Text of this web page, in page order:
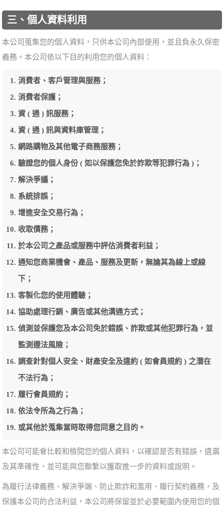
三、個人資料利用
本公司蒐集您的個人資料，只供本公司內部使用，並且負永久保密
義務。本公司依以下目的利用您的個人資料：
消費者、客戶管理與服務；
消費者保護；
資 ( 通 ) 訊服務；
資 ( 通 ) 訊與資料庫管理；
網路購物及其他電子商務服務；
驗證您的個人身份 ( 如以保護您免於詐欺等犯罪行為 )；
解決爭議；
系統排誤；
增進安全交易行為；
收取債務；
於本公司之產品或服務中評估消費者利益；
通知您商業機會、產品、服務及更新，無論其為線上或線
下；
客製化您的使用體驗；
協助處理行銷、廣告或其他溝通方式；
偵測並保護您及本公司免於錯誤、詐欺或其他犯罪行為，並
監測遵法風險；
調查針對個人安全、財產安全及違約 ( 如會員規約 ) 之潛在
不法行為；
履行會員規約；
依法令所為之行為；
或其他於蒐集當時取得您同意之目的。
本公司可能會比較和檢閱您的個人資料，以確認是否有錯誤，遺漏
及其準確性，並可能與您聯繫以獲取進一步的資料或說明。
為履行法律義務、解決爭端、防止欺詐和濫用、履行契約義務，及
保護本公司的合法利益，本公司將保留並於必要範圍內使用您的個